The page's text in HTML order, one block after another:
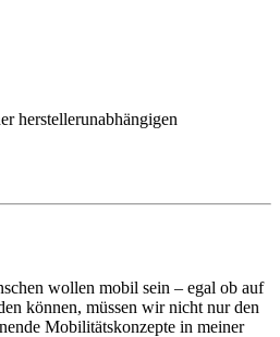
herstellerunabhängigen
wollen mobil sein – egal ob auf
können, müssen wir nicht nur den
Mobilitätskonzepte in meiner